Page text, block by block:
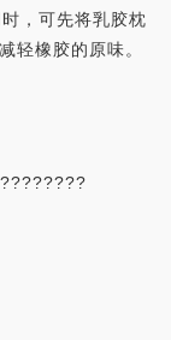
，可先将乳胶枕
轻橡胶的原味。